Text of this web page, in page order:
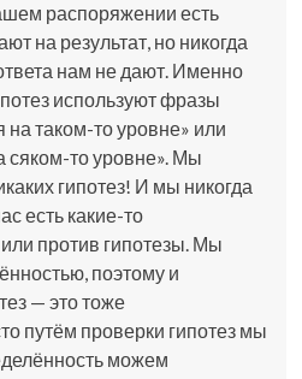
распоряжении есть
на результат, но никогда
нам не дают. Именно
используют фразы
на таком-то уровне» или
сяком-то уровне». Мы
гипотез! И мы никогда
есть какие-то
или против гипотезы. Мы
поэтому и
— это тоже
путём проверки гипотез мы
можем